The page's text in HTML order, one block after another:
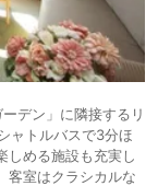
デン」に隣接するリ
ャトルバスで3分ほ
しめる施設も充実し
客室はクラシカルな